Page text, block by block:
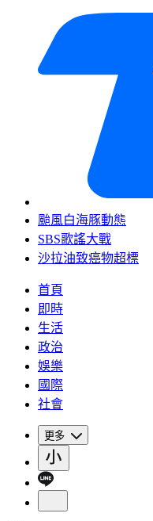
颱風白海豚動態
SBS歌謠大戰
沙拉油致癌物超標
首頁
即時
生活
政治
娛樂
國際
社會
更多